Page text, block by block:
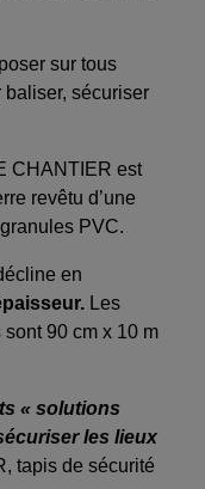
sur tous
baliser, sécuriser
CHANTIER est
revêtu d’une
PVC.
en
Les
90 cm x 10 m
« solutions
les lieux
tapis de sécurité